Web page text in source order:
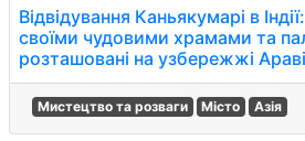
Відвідування Каньякумарі в
своїми чудовими храмами та
розташовані на узбережжі
Мистецтво та розваги Місто Азія